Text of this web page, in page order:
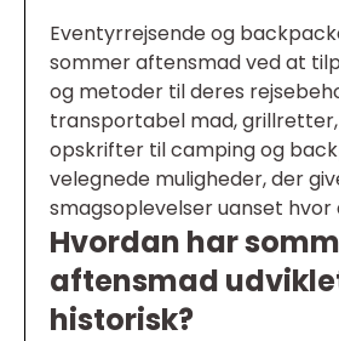
Eventyrrejsende og
sommer aftensmad ved at
og metoder til deres
transportabel mad,
opskrifter til camping og
velegnede muligheder, der
smagsoplevelser uanset hvor
Hvordan har
aftensmad
historisk?